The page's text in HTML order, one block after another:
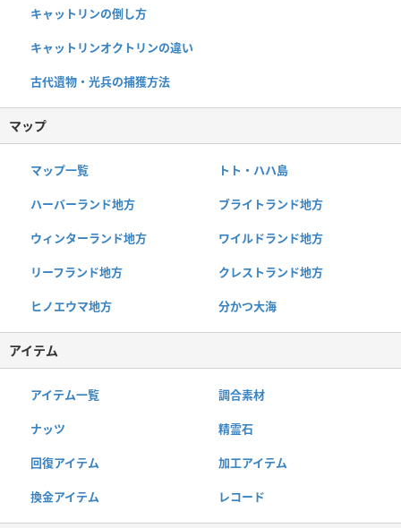
キャットリンの倒し方
キャットリンオクトリンの違い
古代遺物・光兵の捕獲方法
マップ
マップ一覧 トト・ハハ島
ハーバーランド地方 ブライトランド地方
ウィンターランド地方 ワイルドランド地方
リーフランド地方 クレストランド地方
ヒノエウマ地方 分かつ大海
アイテム
アイテム一覧 調合素材
ナッツ 精霊石
回復アイテム 加工アイテム
換金アイテム レコード